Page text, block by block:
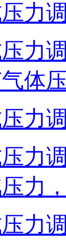
力
力
体
力
力
力
力